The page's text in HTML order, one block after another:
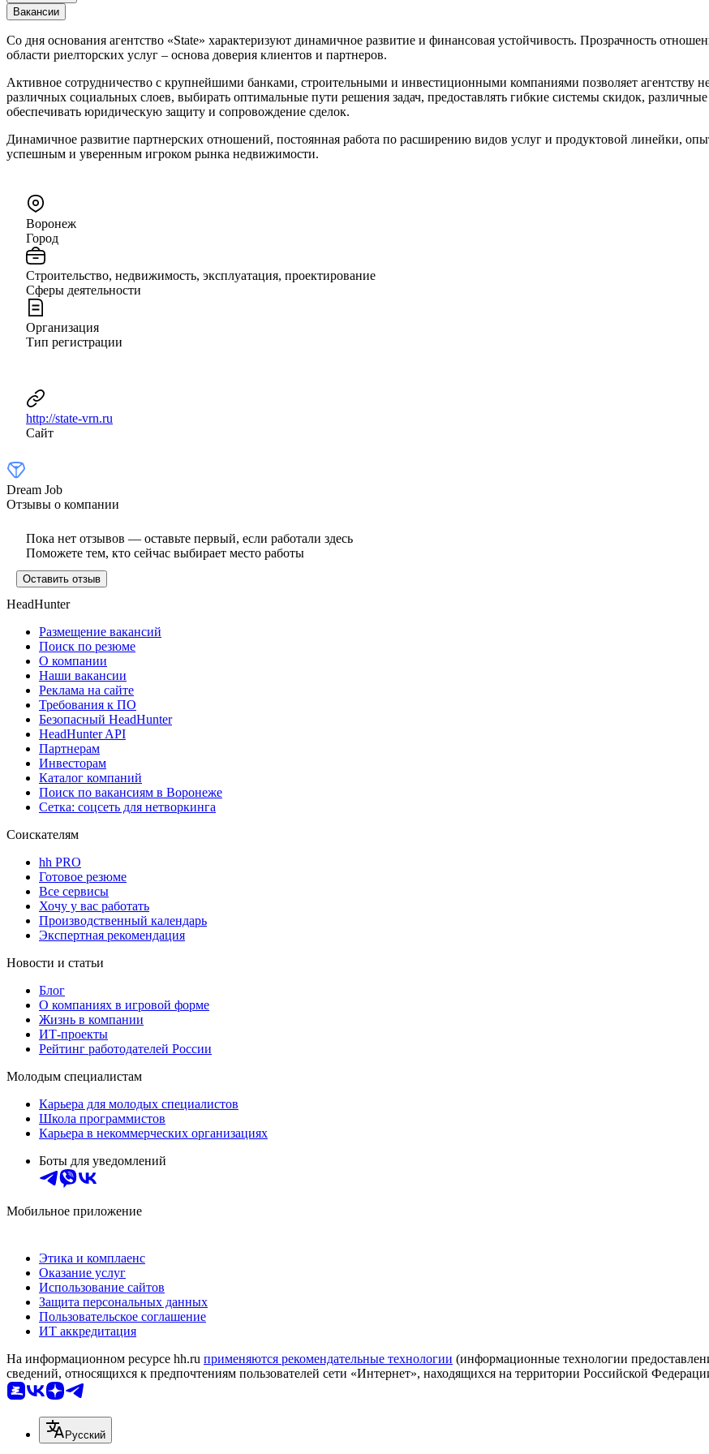
Вакансии
Со дня основания агентство «State» характеризуют динамичное развитие и финансовая устойчивость. Прозрачность
области риелторских услуг – основа доверия клиентов и партнеров.
Активное сотрудничество с крупнейшими банками, строительными и инвестиционными компаниями позволяет агентству
различных социальных слоев, выбирать оптимальные пути решения задач, предоставлять гибкие системы скидок,
обеспечивать юридическую защиту и сопровождение сделок.
Динамичное развитие партнерских отношений, постоянная работа по расширению видов услуг и продуктовой линейки,
успешным и уверенным игроком рынка недвижимости.
Воронеж
Город
Строительство, недвижимость, эксплуатация, проектирование
Сферы деятельности
Организация
Тип регистрации
http://state-vrn.ru
Сайт
Dream Job
Отзывы о компании
Пока нет отзывов — оставьте первый, если работали здесь
Поможете тем, кто сейчас выбирает место работы
Оставить отзыв
HeadHunter
Размещение вакансий
Поиск по резюме
О компании
Наши вакансии
Реклама на сайте
Требования к ПО
Безопасный HeadHunter
HeadHunter API
Партнерам
Инвесторам
Каталог компаний
Поиск по вакансиям в Воронеже
Сетка: соцсеть для нетворкинга
Соискателям
hh PRO
Готовое резюме
Все сервисы
Хочу у вас работать
Производственный календарь
Экспертная рекомендация
Новости и статьи
Блог
О компаниях в игровой форме
Жизнь в компании
ИТ-проекты
Рейтинг работодателей России
Молодым специалистам
Карьера для молодых специалистов
Школа программистов
Карьера в некоммерческих организациях
Боты для уведомлений
Мобильное приложение
Этика и комплаенс
Оказание услуг
Использование сайтов
Защита персональных данных
Пользовательское соглашение
ИТ аккредитация
На информационном ресурсе hh.ru применяются рекомендательные технологии (информационные технологии
сведений, относящихся к предпочтениям пользователей сети «Интернет», находящихся на территории Российской
Русский